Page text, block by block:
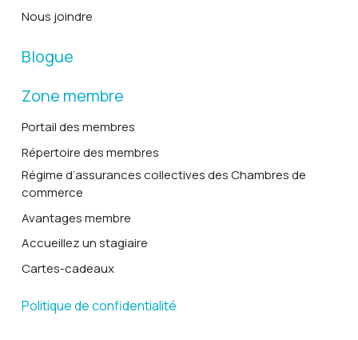
Nous joindre
Blogue
Zone membre
Portail des membres
Répertoire des membres
Régime d’assurances collectives des Chambres de
commerce
Avantages membre
Accueillez un stagiaire
Cartes-cadeaux
Politique de confidentialité